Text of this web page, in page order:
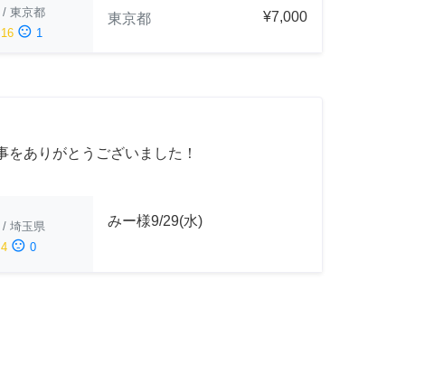
/ 東京都
16 sentiment_dissatisfied 1
東京都
¥7,000
をありがとうございました！
/ 埼玉県
4 sentiment_dissatisfied 0
みー様9/29(水)